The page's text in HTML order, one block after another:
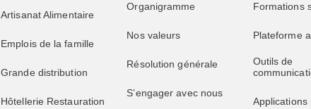
Artisanat Alimentaire
Emplois de la famille
Grande distribution
Hôtellerie Restauration
Organigramme
Nos valeurs
Résolution générale
S’engager avec nous
Formations
Plateforme
Outils de
Applications